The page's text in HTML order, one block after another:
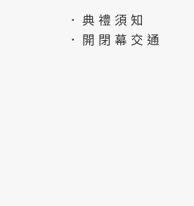
．典禮須知
．開閉幕交通